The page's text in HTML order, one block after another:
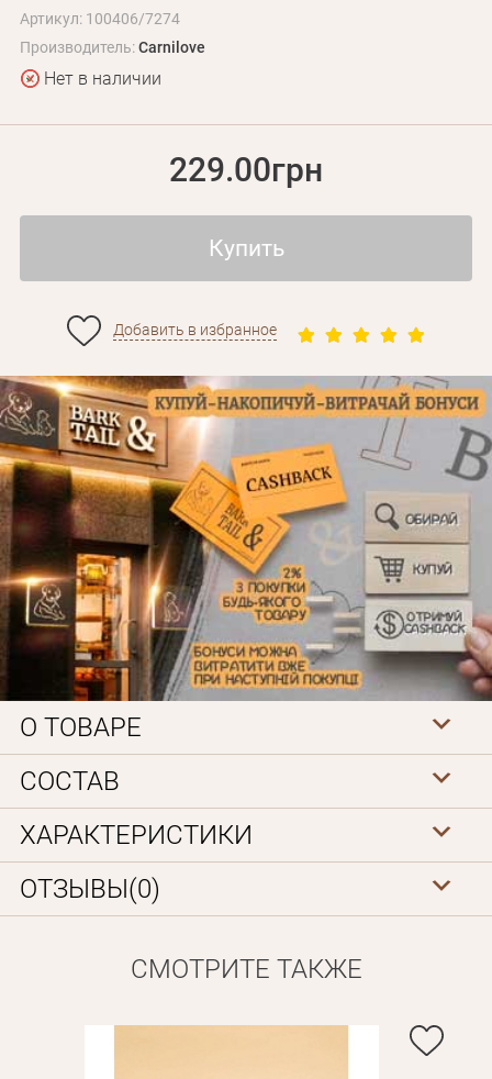
Артикул: 100406/7274
Производитель:Carnilove
Нет в наличии
229.00грн
Купить
Добавить в избранное
О ТОВАРЕ
СОСТАВ
ХАРАКТЕРИСТИКИ
ОТЗЫВЫ(0)
СМОТРИТЕ ТАКЖЕ
Личные данные
Вам на почту будет отправленно письмо с сылкой для